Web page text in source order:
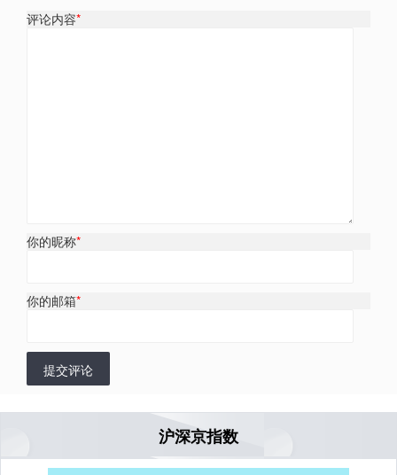
评论内容*
你的昵称*
你的邮箱*
提交评论
沪深京指数